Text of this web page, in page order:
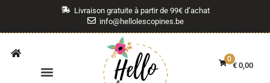
Livraison gratuite à partir de 99€ d’achat
info@hellolescopines.be
0
€0,00